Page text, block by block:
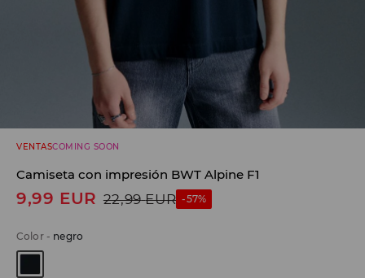
VENTASCOMING SOON
Camiseta con impresión BWT Alpine F1
9,99 EUR 22,99 EUR -57%
Color- negro